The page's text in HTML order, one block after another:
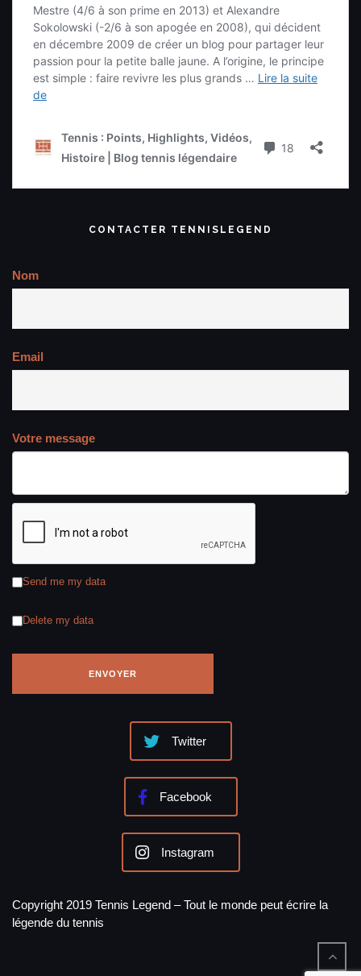
CONTACTER TENNISLEGEND
Nom
Email
Votre message
Send me my data
Delete my data
Twitter
Facebook
Instagram
Copyright 2019 Tennis Legend – Tout le monde peut écrire la
légende du tennis